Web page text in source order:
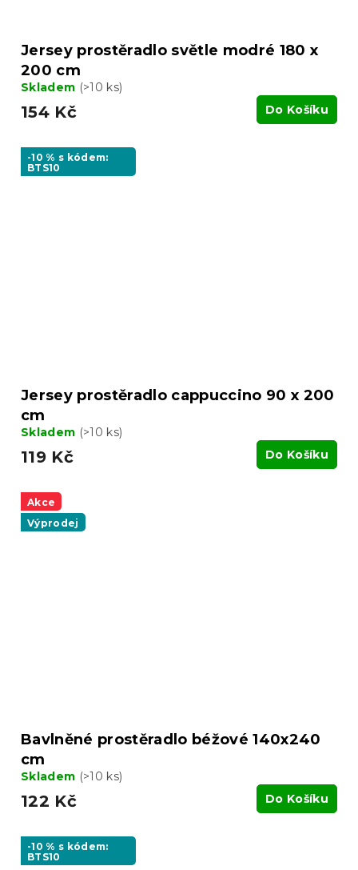
Jersey prostěradlo světle modré 180 x
200 cm
Skladem (>10 ks)
154 Kč Do Košíku
-10 % s kódem:
BTS10
Jersey prostěradlo cappuccino 90 x 200
cm
Skladem (>10 ks)
119 Kč Do Košíku
Akce
Výprodej
Bavlněné prostěradlo béžové 140x240
cm
Skladem (>10 ks)
122 Kč Do Košíku
-10 % s kódem:
BTS10